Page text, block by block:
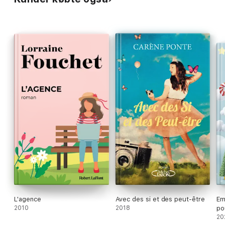
L'agence
2010
Avec des si et des peut-être
2018